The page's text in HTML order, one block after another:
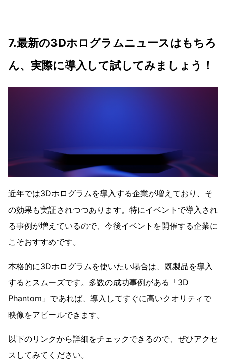
7.最新の3Dホログラムニュースはもちろ
ん、実際に導入して試してみましょう！
近年では3Dホログラムを導入する企業が増えており、そ
の効果も実証されつつあります。特にイベントで導入され
る事例が増えているので、今後イベントを開催する企業に
こそおすすめです。
本格的に3Dホログラムを使いたい場合は、既製品を導入
するとスムーズです。多数の成功事例がある「3D
Phantom」であれば、導入してすぐに高いクオリティで
映像をアピールできます。
以下のリンクから詳細をチェックできるので、ぜひアクセ
スしてみてください。